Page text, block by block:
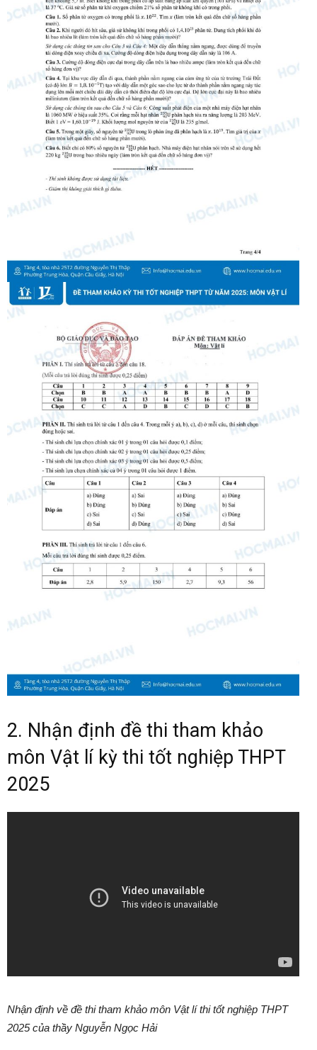
2. Nhận định đề thi tham khảo
môn Vật lí kỳ thi tốt nghiệp THPT
2025
Nhận định về đề thi tham khảo môn Vật lí thi tốt nghiệp THPT
2025 của thầy Nguyễn Ngọc Hải